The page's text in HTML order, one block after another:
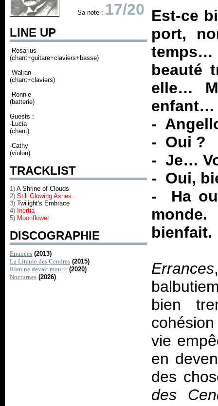
Sa note : 17/20
LINE UP
-Rosarius
(chant+guitare+claviers+basse)
-Walran
(chant+claviers)
-Ronnie
(batterie)
Guests :
-Lucia
(chant)
-Cathy
(violon)
TRACKLIST
1) A Shrine of Clouds
2) Still Glowing Ashes
3) Twilight's Embrace
4) Inertia
5) Moonflower
DISCOGRAPHIE
Errances (2013)
La Litanie des Cendres (2015)
Rien ne devait mourir (2020)
Nocturnes (2026)
Est-ce
port,
beauté
elle…
enfant…
-
- Oui ?
- Je…
- Oui,
- Ha
bienfait.
Errances
bien
vie
en
des
des